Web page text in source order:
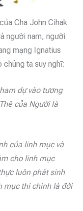
Cha John Cihak
người nam, người
mạng Ignatius
ta suy nghĩ:
dự vào tương
của Người là
của linh mục và
cho linh mục
luôn phát sinh
mục thì chính là đời